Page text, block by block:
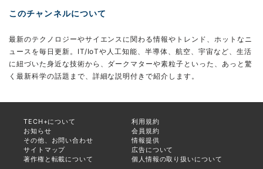
このチャンネルについて
最新のテクノロジーやサイエンスに関わる情報やトレンド、ホットなニ
ュースを毎日更新。IT/IoTや人工知能、半導体、航空、宇宙など、生活
に紐づいた身近な技術から、ダークマターや素粒子といった、あっと驚
く最新科学の話題まで、詳細な説明付きで紹介します。
TECH+について
利用規約
お知らせ
会員規約
その他、お問い合わせ
情報提供
サイトマップ
広告について
著作権と転載について
個人情報の取り扱いについて